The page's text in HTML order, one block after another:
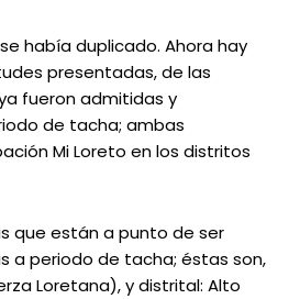
había duplicado. Ahora hay
presentadas, de las
fueron admitidas y
de tacha; ambas
Mi Loreto en los distritos
que están a punto de ser
a periodo de tacha; éstas son,
Loretana), y distrital: Alto